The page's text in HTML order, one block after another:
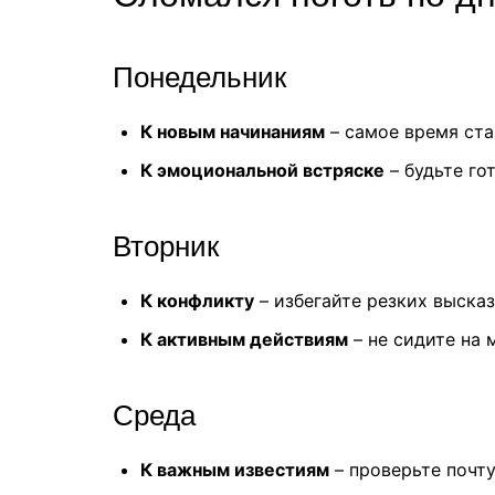
Понедельник
К новым начинаниям – самое время
К эмоциональной встряске – будьте
Вторник
К конфликту – избегайте резких
К активным действиям – не сидите на
Среда
К важным известиям – проверьте